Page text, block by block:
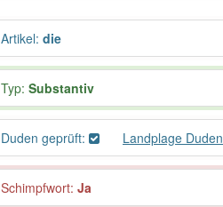
Artikel: die
Typ: Substantiv
Duden geprüft: Landplage Duden
Schimpfwort: Ja